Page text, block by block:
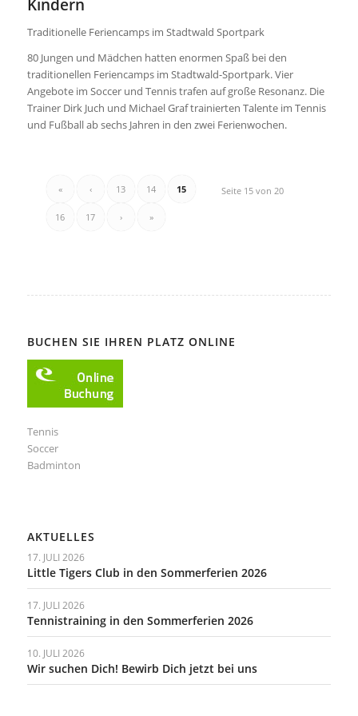
Kindern
Traditionelle Feriencamps im Stadtwald Sportpark
80 Jungen und Mädchen hatten enormen Spaß bei den
traditionellen Feriencamps im Stadtwald-Sportpark. Vier
Angebote im Soccer und Tennis trafen auf große Resonanz. Die
Trainer Dirk Juch und Michael Graf trainierten Talente im Tennis
und Fußball ab sechs Jahren in den zwei Ferienwochen.
Seite 15 von 20
« ‹ 13 14 15
16 17 › »
BUCHEN SIE IHREN PLATZ ONLINE
Tennis
Soccer
Badminton
AKTUELLES
17. JULI 2026
Little Tigers Club in den Sommerferien 2026
17. JULI 2026
Tennistraining in den Sommerferien 2026
10. JULI 2026
Wir suchen Dich! Bewirb Dich jetzt bei uns